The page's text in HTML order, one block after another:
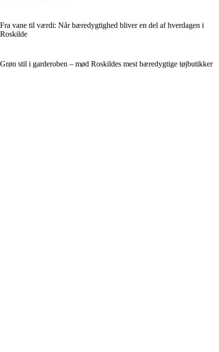
Fra vane til værdi: Når bæredygtighed bliver en del af hverdagen i
Roskilde
Grøn stil i garderoben – mød Roskildes mest bæredygtige tøjbutikker